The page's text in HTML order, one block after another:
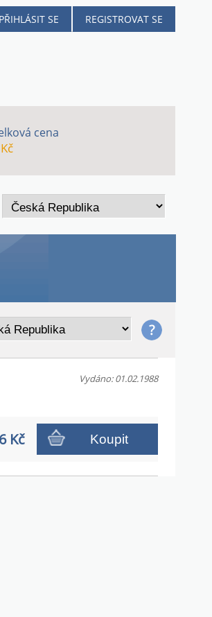
PŘIHLÁSIT SE REGISTROVAT SE
cena
Vydáno: 01.02.1988
Kč Koupit